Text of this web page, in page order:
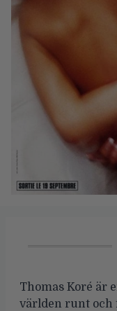
Thomas Koré är
världen runt och